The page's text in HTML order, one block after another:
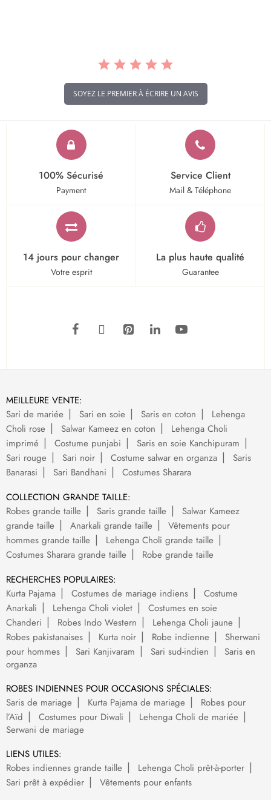
SOYEZ LE PREMIER À ÉCRIRE UN AVIS
100% Sécurisé
Payment
Service Client
Mail & Téléphone
14 jours pour changer
Votre esprit
La plus haute qualité
Guarantee
MEILLEURE VENTE:
Sari de mariée
Sari en soie Saris en coton
Lehenga
Choli rose
Salwar Kameez en coton
Lehenga Choli
imprimé
Costume punjabi
Saris en soie Kanchipuram
Sari rouge
Sari noir Costume salwar en organza
Saris
Banarasi
Sari Bandhani
Costumes Sharara
COLLECTION GRANDE TAILLE:
Robes grande taille
Saris grande taille
Salwar Kameez
grande taille
Anarkali grande taille
Vêtements pour
hommes grande taille
Lehenga Choli grande taille
Costumes Sharara grande taille
Robe grande taille
RECHERCHES POPULAIRES:
Kurta Pajama
Costumes de mariage indiens
Costume
Anarkali
Lehenga Choli violet
Costumes en soie
Chanderi
Robes Indo Western
Lehenga Choli jaune
Robes pakistanaises
Kurta noir Robe indienne
Sherwani
pour hommes
Sari Kanjivaram Sari sud-indien
Saris en
organza
ROBES INDIENNES POUR OCCASIONS SPÉCIALES:
Saris de mariage
Kurta Pajama de mariage
Robes pour
l’Aïd
Costumes pour Diwali
Lehenga Choli de mariée
Serwani de mariage
LIENS UTILES:
Robes indiennes grande taille
Lehenga Choli prêt-à-porter
Sari prêt à expédier
Vêtements pour enfants